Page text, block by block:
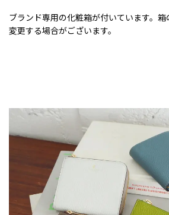
ブランド専用の化粧箱が付いています。箱
変更する場合がございます。